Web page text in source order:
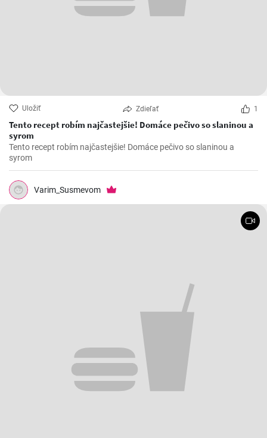
Uložiť Zdieľať 1
Tento recept robím najčastejšie! Domáce pečivo so slaninou a
syrom
Tento recept robím najčastejšie! Domáce pečivo so slaninou a
syrom
Varim_Susmevom